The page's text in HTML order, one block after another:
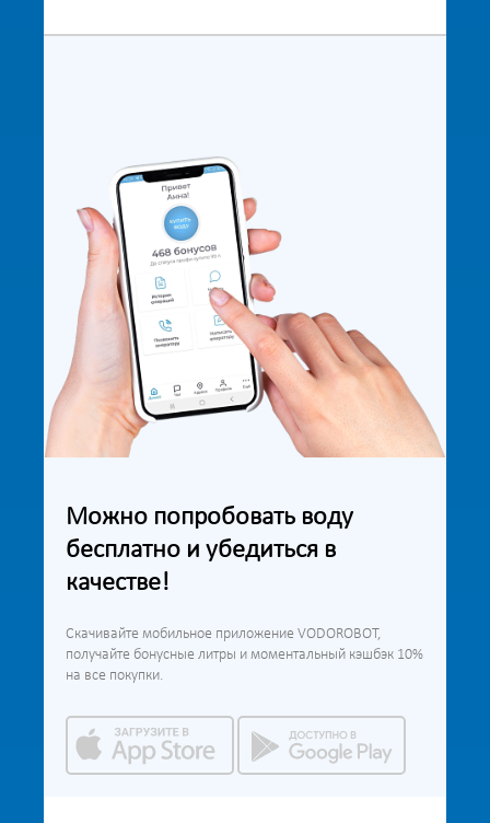
Можно попробовать воду
бесплатно и убедиться в
качестве!
Скачивайте мобильное приложение VODOROBOT,
получайте бонусные литры и моментальный кэшбэк 10%
на все покупки.